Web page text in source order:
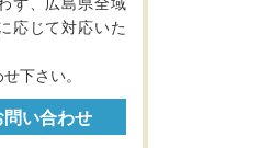
ず、広島県全域
応じて対応いた
下さい。
問い合わせ